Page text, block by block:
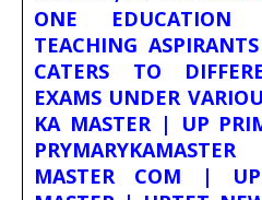
ONE EDUCATION
TEACHING
CATERS TO
EXAMS UNDER
KA MASTER | UP
MASTER COM |